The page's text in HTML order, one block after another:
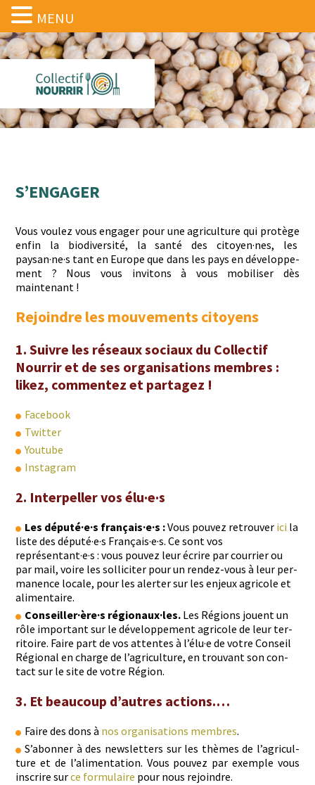
S’ENGAGER
Vous voulez vous engager pour une agri­cul­ture qui pro­tège
enfin la bio­di­ver­sité, la san­té des citoyen·nes, les
paysan·ne·s tant en Europe que dans les pays en développe­
ment ? Nous vous invi­tons à vous mobilis­er dès
maintenant !
Rejoindre les mouvements citoyens
1. Suivre les réseaux sociaux du Collectif
Nourrir et de ses organisations membres :
likez, commentez et partagez !
Face­book
Twit­ter
Youtube
Insta­gram
2. Interpeller vos élu·e·s
Les député·e·s français·e·s :Vous pou­vez retrou­ver ici la
liste des député·e·s Français·e·s. Ce sont vos
représentant·e·s : vous pou­vez leur écrire par cour­ri­er ou
par mail, voire les sol­liciter pour un ren­dez-vous à leur per­
ma­nence locale, pour les alert­er sur les enjeux agri­cole et
alimentaire.
Conseiller·ère·s régionaux·les. Les Régions jouent un
rôle impor­tant sur le développe­ment agri­cole de leur ter­
ri­toire. Faire part de vos attentes à l’élu·e de votre Con­seil
Région­al en charge de l’agriculture, en trou­vant son con­
tact sur le site de votre Région.
3. Et beaucoup d’autres actions.…
Faire des dons à nos organ­i­sa­tions mem­bres.
S’abon­ner à des newslet­ters sur les thèmes de l’a­gri­cul­
ture et de l’al­i­men­ta­tion. Vous pou­vez par exem­ple vous
inscrire surce for­mu­laire pour nous rejoindre.
MENU